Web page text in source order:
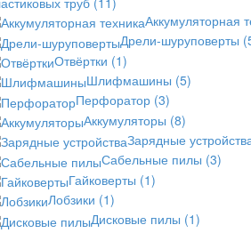
Аккумуляторная
Дрели-шуруповерты
Отвёртки (1)
Шлифмашины (5)
Перфоратор (3)
Аккумуляторы (8)
Зарядные
Сабельные пилы (3)
Гайковерты (1)
Лобзики (1)
Дисковые пилы (1)